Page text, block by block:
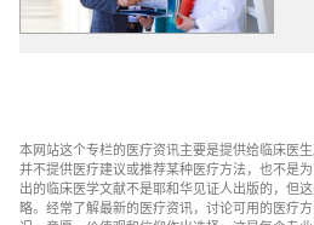
本网站这个专栏的医疗资讯主要是提供给临床医
并不提供医疗建议或推荐某种医疗方法，也不是
出的临床医学文献不是耶和华见证人出版的，但
略。经常了解最新的医疗资讯，讨论可用的医疗